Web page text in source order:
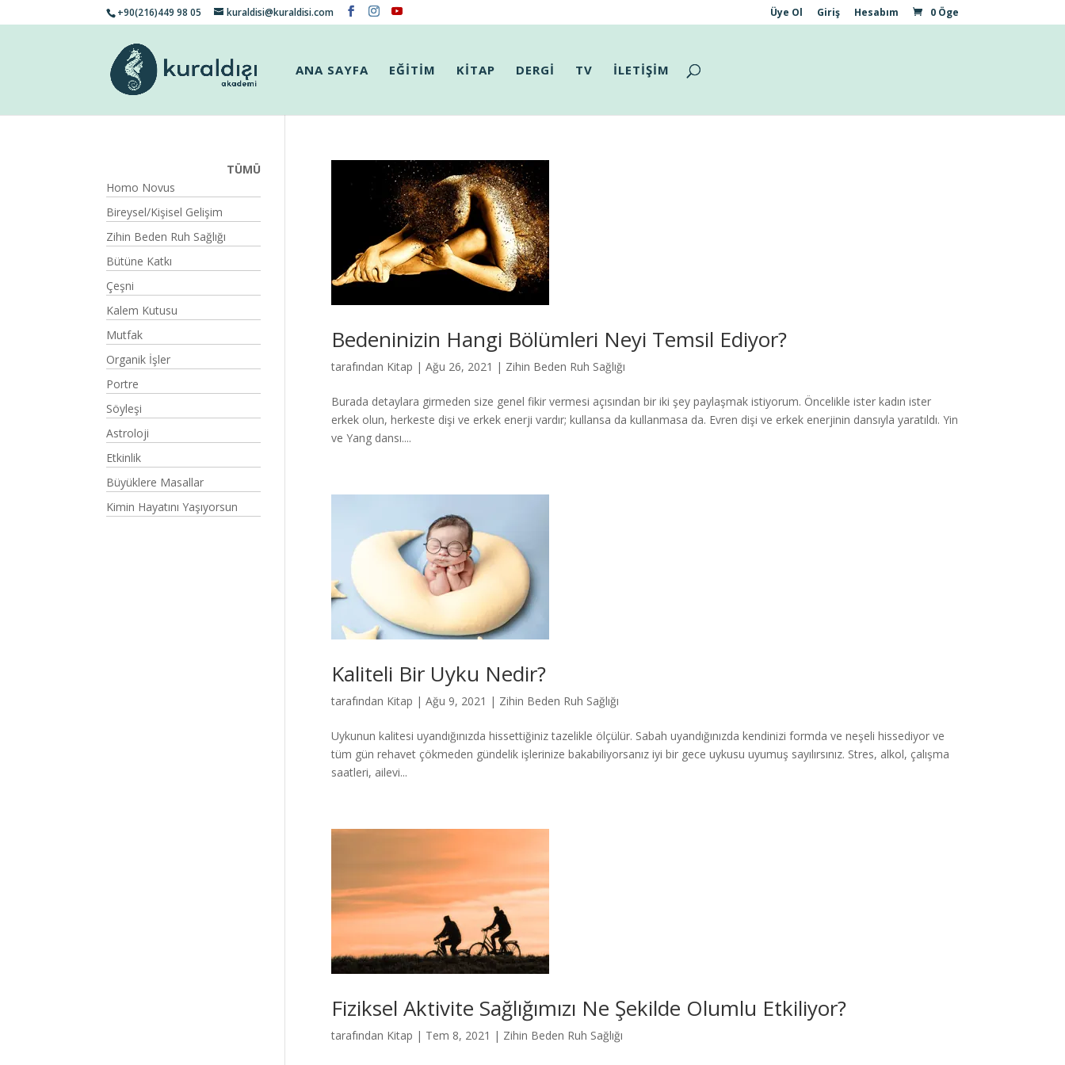
+90(216)449 98 05 kuraldisi@kuraldisi.com Üye Ol Giriş Hesabım 0 Öge
ANA SAYFA EĞİTİM KİTAP DERGİ TV İLETİŞİM
Bedeninizin Hangi Bölümleri Neyi Temsil Ediyor?
tarafından Kitap | Ağu 26, 2021 | Zihin Beden Ruh Sağlığı
Burada detaylara girmeden size genel fikir vermesi açısından bir iki şey paylaşmak istiyorum. Öncelikle ister kadın ister
erkek olun, herkeste dişi ve erkek enerji vardır; kullansa da kullanmasa da. Evren dişi ve erkek enerjinin dansıyla yaratıldı. Yin
ve Yang dansı....
Kaliteli Bir Uyku Nedir?
tarafından Kitap | Ağu 9, 2021 | Zihin Beden Ruh Sağlığı
Uykunun kalitesi uyandığınızda hissettiğiniz tazelikle ölçülür. Sabah uyandığınızda kendinizi formda ve neşeli hissediyor ve
tüm gün rehavet çökmeden gündelik işlerinize bakabiliyorsanız iyi bir gece uykusu uyumuş sayılırsınız. Stres, alkol, çalışma
saatleri, ailevi...
Fiziksel Aktivite Sağlığımızı Ne Şekilde Olumlu Etkiliyor?
tarafından Kitap | Tem 8, 2021 | Zihin Beden Ruh Sağlığı
TÜMÜ
Homo Novus
Bireysel/Kişisel Gelişim
Zihin Beden Ruh Sağlığı
Bütüne Katkı
Çeşni
Kalem Kutusu
Mutfak
Organik İşler
Portre
Söyleşi
Astroloji
Etkinlik
Büyüklere Masallar
Kimin Hayatını Yaşıyorsun